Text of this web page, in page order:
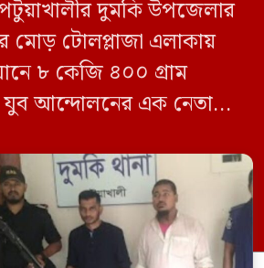
পটুয়াখালীর দুমকি উপজেলার
মোড় টোলপ্লাজা এলাকায়
৮ কেজি ৪০০ গ্রাম
যুব আন্দোলনের এক নেতাকে
চালিয়ে মাদক চক্রের আরও
হয়। র‍্যাব ও পুলিশ
শুক্রবার গোপন সংবাদের
১ পটুয়াখালী ক্যাম্পের